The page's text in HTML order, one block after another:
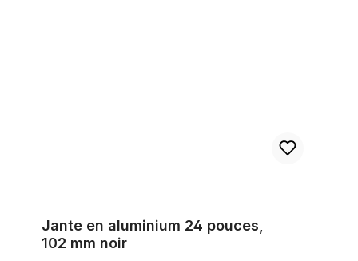
Jante en aluminium 24 pouces,
102 mm noir